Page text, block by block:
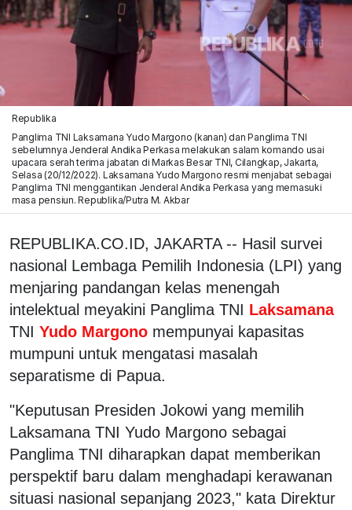
Republika
Panglima TNI Laksamana Yudo Margono (kanan) dan Panglima TNI
sebelumnya Jenderal Andika Perkasa melakukan salam komando usai
upacara serah terima jabatan di Markas Besar TNI, Cilangkap, Jakarta,
Selasa (20/12/2022). Laksamana Yudo Margono resmi menjabat sebagai
Panglima TNI menggantikan Jenderal Andika Perkasa yang memasuki
masa pensiun. Republika/Putra M. Akbar
REPUBLIKA.CO.ID, JAKARTA -- Hasil survei
nasional Lembaga Pemilih Indonesia (LPI) yang
menjaring pandangan kelas menengah
intelektual meyakini Panglima TNI Laksamana
TNI Yudo Margono mempunyai kapasitas
mumpuni untuk mengatasi masalah
separatisme di Papua.
"Keputusan Presiden Jokowi yang memilih
Laksamana TNI Yudo Margono sebagai
Panglima TNI diharapkan dapat memberikan
perspektif baru dalam menghadapi kerawanan
situasi nasional sepanjang 2023," kata Direktur